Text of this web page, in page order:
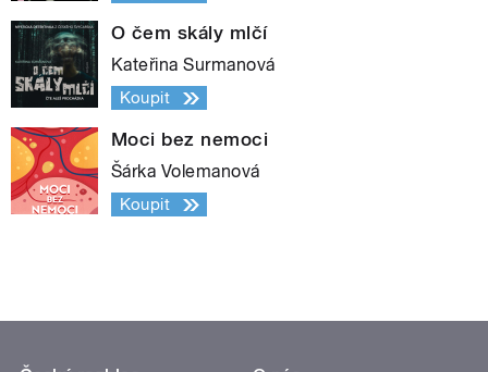
O čem skály mlčí
Kateřina Surmanová
Koupit
Moci bez nemoci
Šárka Volemanová
Koupit